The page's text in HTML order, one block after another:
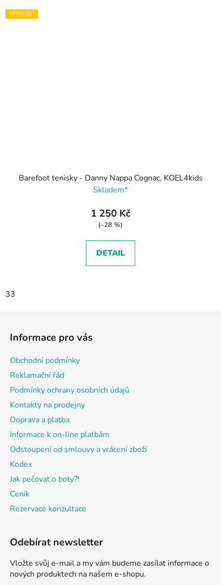
VÝPRODEJ
Barefoot tenisky - Danny Nappa Cognac, KOEL4kids
Skladem*
1 250 Kč
(–28 %)
DETAIL
33
Informace pro vás
Obchodní podmínky
Reklamační řád
Podmínky ochrany osobních údajů
Kontakty na prodejny
Doprava a platba
Informace k on-line platbám
Odstoupení od smlouvy a vrácení zboží
Kodex
Jak pečovat o boty?!
Ceník
Rezervace konzultace
Odebírat newsletter
Vložte svůj e-mail a my vám budeme zasílat informace o
nových produktech na našem e-shopu.